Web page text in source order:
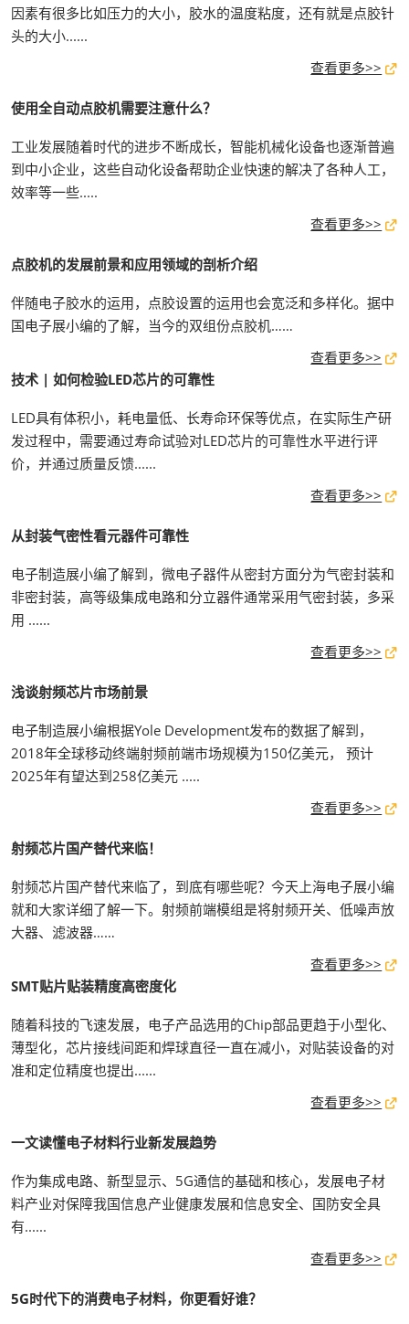
因素有很多比如压力的大小，胶水的温度粘度，还有就是点胶针
头的大小......
查看更多>>
使用全自动点胶机需要注意什么？
工业发展随着时代的进步不断成长，智能机械化设备也逐渐普遍
到中小企业，这些自动化设备帮助企业快速的解决了各种人工，
效率等一些.....
查看更多>>
点胶机的发展前景和应用领域的剖析介绍
伴随电子胶水的运用，点胶设置的运用也会宽泛和多样化。据中
国电子展小编的了解，当今的双组份点胶机……
查看更多>>
技术 | 如何检验LED芯片的可靠性
LED具有体积小，耗电量低、长寿命环保等优点，在实际生产研
发过程中，需要通过寿命试验对LED芯片的可靠性水平进行评
价，并通过质量反馈......
查看更多>>
从封装气密性看元器件可靠性
电子制造展小编了解到，微电子器件从密封方面分为气密封装和
非密封装，高等级集成电路和分立器件通常采用气密封装，多采
用 ......
查看更多>>
浅谈射频芯片市场前景
电子制造展小编根据Yole Development发布的数据了解到，
2018年全球移动终端射频前端市场规模为150亿美元， 预计
2025年有望达到258亿美元 .....
查看更多>>
射频芯片国产替代来临！
射频芯片国产替代来临了，到底有哪些呢？今天上海电子展小编
就和大家详细了解一下。射频前端模组是将射频开关、低噪声放
大器、滤波器……
查看更多>>
SMT贴片贴装精度高密度化
随着科技的飞速发展，电子产品选用的Chip部品更趋于小型化、
薄型化，芯片接线间距和焊球直径一直在减小，对贴装设备的对
准和定位精度也提出......
查看更多>>
一文读懂电子材料行业新发展趋势
作为集成电路、新型显示、5G通信的基础和核心，发展电子材
料产业对保障我国信息产业健康发展和信息安全、国防安全具
有......
查看更多>>
5G时代下的消费电子材料，你更看好谁？